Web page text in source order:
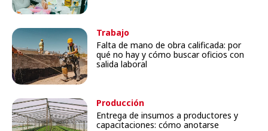
Trabajo
Falta de mano de obra calificada: por
qué no hay y cómo buscar oficios con
salida laboral
Producción
Entrega de insumos a productores y
capacitaciones: cómo anotarse